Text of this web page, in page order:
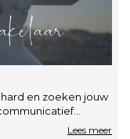
en zoeken jouw